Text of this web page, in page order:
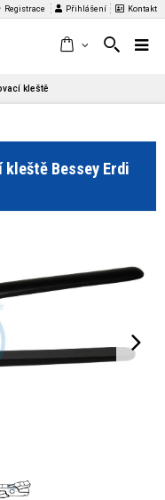
Registrace Přihlášení Kontakt
kleště
Bessey Erdi